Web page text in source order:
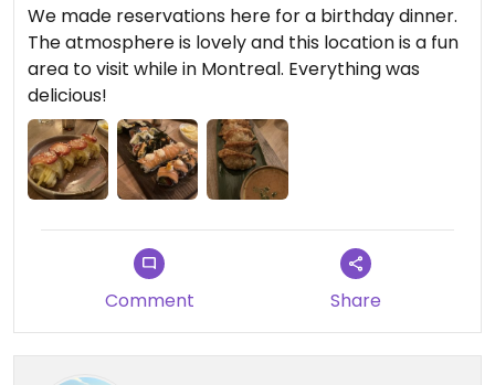
We made reservations here for a birthday dinner.
The atmosphere is lovely and this location is a fun
area to visit while in Montreal. Everything was
delicious!
Comment Share